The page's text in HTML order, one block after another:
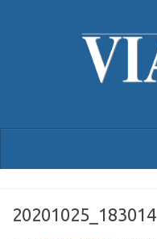
20201025_183014